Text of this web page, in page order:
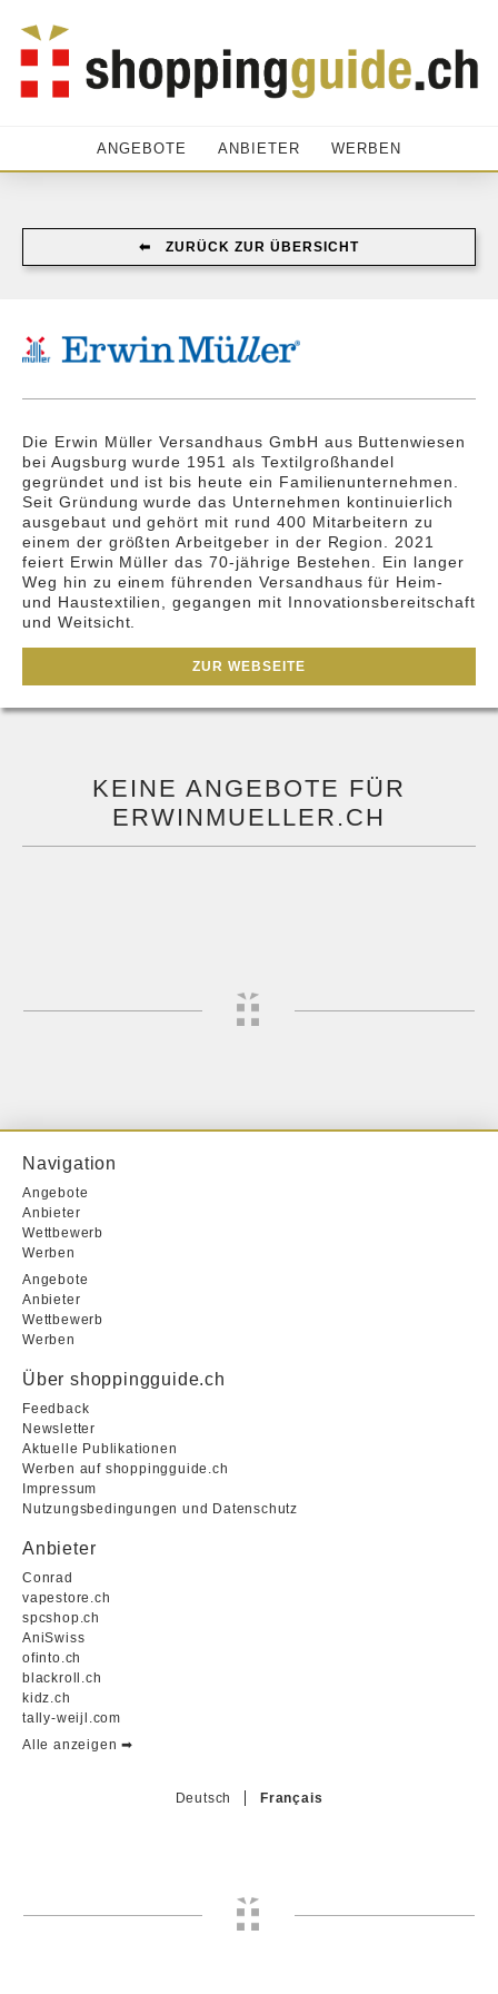
ANGEBOTE ANBIETER WERBEN
⬅︎ ZURÜCK ZUR ÜBERSICHT
Die Erwin Müller Versandhaus GmbH aus Buttenwiesen
bei Augsburg wurde 1951 als Textilgroßhandel
gegründet und ist bis heute ein Familienunternehmen.
Seit Gründung wurde das Unternehmen kontinuierlich
ausgebaut und gehört mit rund 400 Mitarbeitern zu
einem der größten Arbeitgeber in der Region. 2021
feiert Erwin Müller das 70-jährige Bestehen. Ein langer
Weg hin zu einem führenden Versandhaus für Heim-
und Haustextilien, gegangen mit Innovationsbereitschaft
und Weitsicht.
ZUR WEBSEITE
KEINE ANGEBOTE FÜR
ERWINMUELLER.CH
Navigation
Angebote
Anbieter
Wettbewerb
Werben
Angebote
Anbieter
Wettbewerb
Werben
Über shoppingguide.ch
Feedback
Newsletter
Aktuelle Publikationen
Werben auf shoppingguide.ch
Impressum
Nutzungsbedingungen und Datenschutz
Anbieter
Conrad
vapestore.ch
spcshop.ch
AniSwiss
ofinto.ch
blackroll.ch
kidz.ch
tally-weijl.com
Alle anzeigen ➡︎
Deutsch Français